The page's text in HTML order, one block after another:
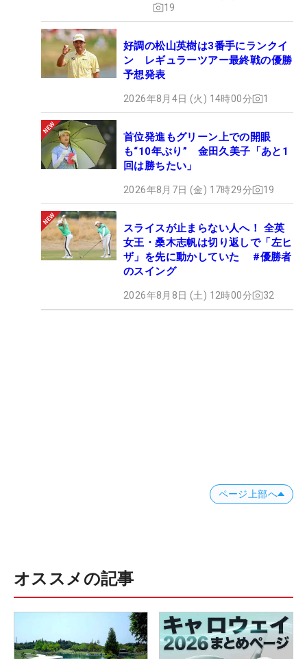
19
好調の松山英樹は3番手にランクイ
ン レギュラーツアー最終戦の優勝
予想発表
2026年8月4日 (火) 14時00分 1
首位発進もグリーン上での開眼
も“10年ぶり” 金田久美子「あと1
回は勝ちたい」
2026年8月7日 (金) 17時29分 19
スライスが止まらない人へ！ 全英
女王・桑木志帆は切り返しで「左ヒ
ザ」を先に動かしていた #優勝者
のスイング
2026年8月8日 (土) 12時00分 32
ページ上部へ
オススメの記事